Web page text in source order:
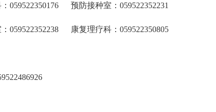
059522350176 预防接种室：059522352231
059522352238 康复理疗科：059522350805
22486926